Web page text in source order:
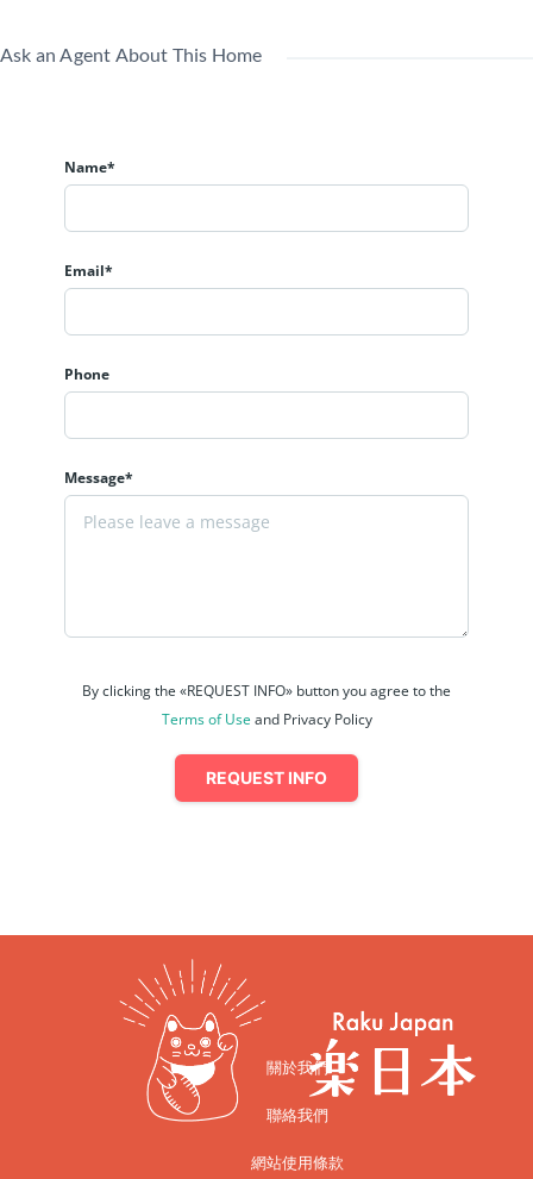
Ask an Agent About This Home
Name*
Email*
Phone
Message*
By clicking the «REQUEST INFO» button you agree to the
Terms of Use and Privacy Policy
REQUEST INFO
關於我們
聯絡我們
網站使用條款